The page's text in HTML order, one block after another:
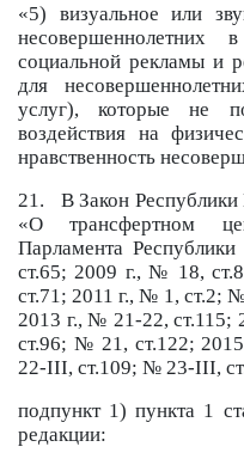
«5) визуальное или
несовершеннолетних
социальной рекламы и
для
услуг), которые не
воздействия на
нравственность
21. В Закон Республики
«О трансфертном
Парламента
ст.65; 2009 г., № 18,
ст.71; 2011 г., № 1, ст.2;
2013 г., № 21-22,
ст.96; № 21, ст.122;
22-III, ст.109; № 23-III,
подпункт 1) пункта 1
редакции: